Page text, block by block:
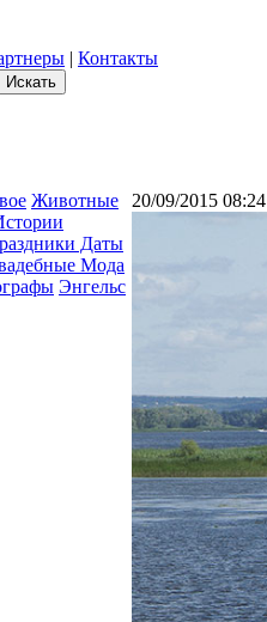
| Контакты
Животные
Даты
Мода
Энгельс
20/09/2015 08:24